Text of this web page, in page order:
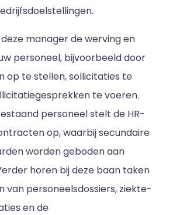
manager de werving en
personeel, bijvoorbeeld door
op te stellen, sollicitaties te
te voeren.
personeel stelt de HR-
op, waarbij secundaire
worden geboden aan
horen bij deze baan taken
van personeelsdossiers, ziekte-
en de